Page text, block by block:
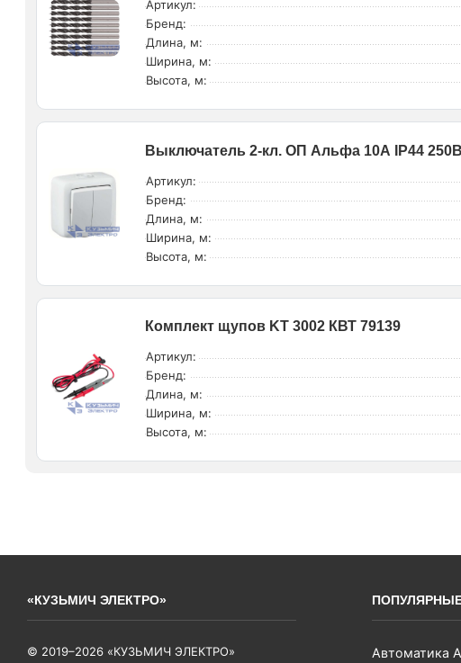
Артикул:
Бренд:
Длина, м:
Ширина, м:
Высота, м:
Выключатель 2-кл. ОП Альфа 10А IP44
Артикул:
Бренд:
Длина, м:
Ширина, м:
Высота, м:
Комплект щупов KT 3002 КВТ 79139
Артикул:
Бренд:
Длина, м:
Ширина, м:
Высота, м:
«КУЗЬМИЧ ЭЛЕКТРО»
© 2019–2026 «КУЗЬМИЧ ЭЛЕКТРО»
Автоматика